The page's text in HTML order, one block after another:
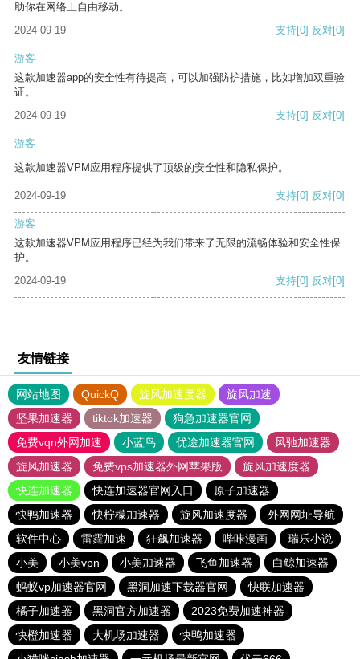
助你在网络上自由移动。
2024-09-19
支持[0] 反对[0]
游客
这款加速器app的安全性有待提高，可以加强防护措施，比如增加双重验
证。
2024-09-19
支持[0] 反对[0]
游客
这款加速器VPM应用程序提供了顶级的安全性和隐私保护。
2024-09-19 支持[0] 反对[0]
游客
这款加速器VPM应用程序已经为我们带来了无限的流畅体验和安全性保
护。
2024-09-19
支持[0] 反对[0]
友情链接
网站地图 QuickQ 旋风加速度器
旋风加速
坚果加速器
tiktok加速器
狗急加速器官网
免费vqn外网加速
小蓝鸟 优途加速器官网
风驰加速器
旋风加速器
免费vps加速器外网苹果版
旋风加速度器
快连加速器
快连加速器官网入口
原子加速器
快鸭加速器
快柠檬加速器 旋风加速度器
外网网址导航
软件中心
雷霆加速 狂飙加速器 哔咔漫画
瑞乐小说
小美
小美vpn 小美加速器 飞鱼加速器
白鲸加速器
蚂蚁vp加速器官网
黑洞加速下载器官网
快联加速器
橘子加速器
黑洞官方加速器
2023免费加速神器
快橙加速器
大机场加速器
快鸭加速器